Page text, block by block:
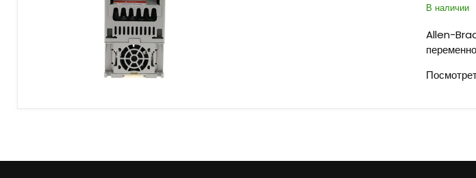
22A-
В наличии
Allen-